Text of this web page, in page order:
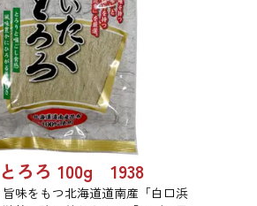
ろろ 100g 1938
味をもつ北海道道南産「白口浜